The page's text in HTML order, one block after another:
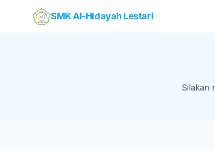
SMK Al-Hidayah Lestari
Silakan